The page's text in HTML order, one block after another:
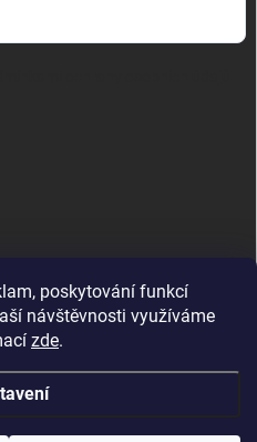
poskytování funkcí
návštěvnosti využíváme
zde.